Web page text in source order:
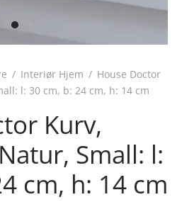
/ Interiør Hjem / House Doctor
l: 30 cm, b: 24 cm, h: 14 cm
Kurv,
Small: l:
cm, h: 14 cm